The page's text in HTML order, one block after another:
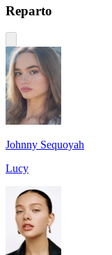
Reparto
Johnny Sequoyah
Lucy